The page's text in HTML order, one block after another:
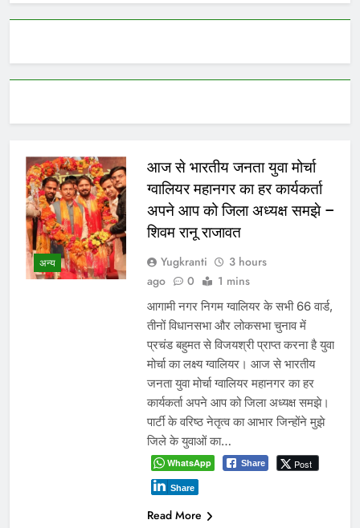
अन्य
आज से भारतीय जनता युवा मोर्चा
ग्वालियर महानगर का हर कार्यकर्ता
अपने आप को जिला अध्यक्ष समझे –
शिवम रानू राजावत
Yugkranti
3 hours
ago
0 1 mins
आगामी नगर निगम ग्वालियर के सभी 66 वार्ड,
तीनों विधानसभा और लोकसभा चुनाव में
प्रचंड बहुमत से विजयश्री प्राप्त करना है युवा
मोर्चा का लक्ष्य ग्वालियर। आज से भारतीय
जनता युवा मोर्चा ग्वालियर महानगर का हर
कार्यकर्ता अपने आप को जिला अध्यक्ष समझे।
पार्टी के वरिष्ठ नेतृत्व का आभार जिन्होंने मुझे
जिले के युवाओं का…
WhatsApp Share Post
Share
Read More